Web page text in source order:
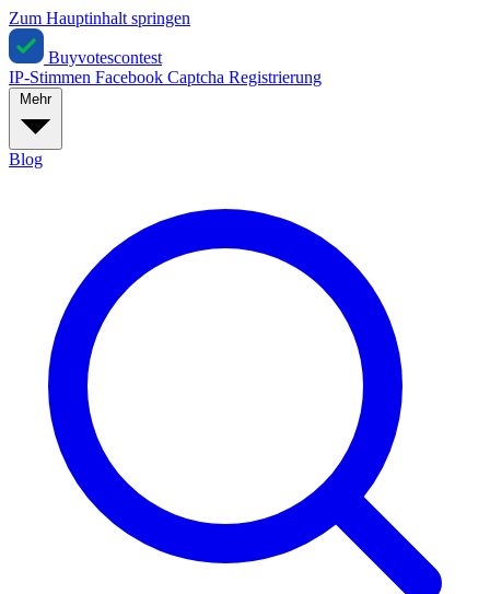
Zum Hauptinhalt springen
Buyvotescontest
IP-Stimmen Facebook Captcha Registrierung
Mehr
Blog